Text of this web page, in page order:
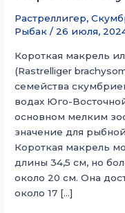
Растреллигер,
Рыбак/ 26 июля,
Короткая макрель
(Rastrelliger
семейства
водах Юго-
основном мелким
значение для
Короткая макрель
длины 34,5 см, но
около 20 см. Она
около 17 […]